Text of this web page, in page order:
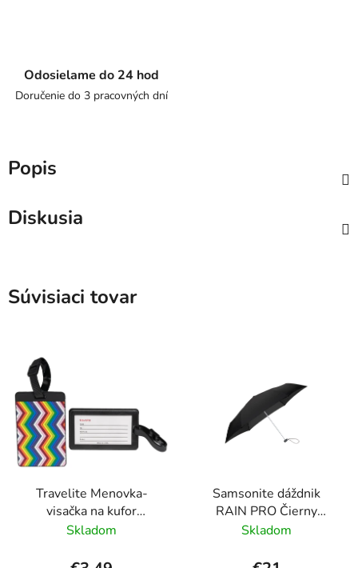
Odosielame do 24 hod
Doručenie do 3 pracovných dní
Popis
Diskusia
Súvisiaci tovar
Travelite Menovka-
visačka na kufor
Multicolor Waves
Skladom
Samsonite dáždnik
RAIN PRO Čierny
skladací manuálny
Skladom